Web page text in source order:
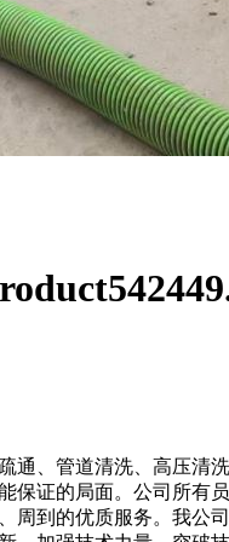
管道清洗、高压清
证的局面。公司所有
到的优质服务。我